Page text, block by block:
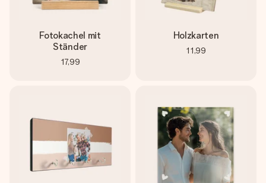
Fotokachel mit
Ständer
17,99
Holzkarten
11,99